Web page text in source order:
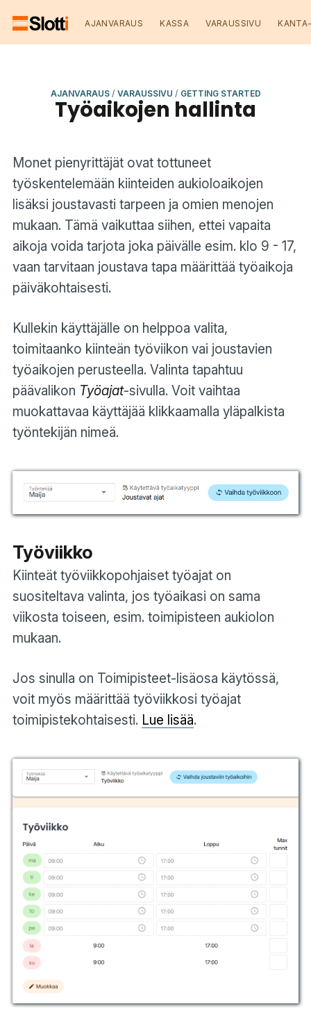
AJANVARAUS KASSA VARAUSSIVU
AJANVARAUS/ VARAUSSIVU / GETTING STARTED
Työaikojen hallinta
Monet pienyrittäjät ovat tottuneet
työskentelemään kiinteiden aukioloaikojen
lisäksi joustavasti tarpeen ja omien menojen
mukaan. Tämä vaikuttaa siihen, ettei vapaita
aikoja voida tarjota joka päivälle esim. klo 9 - 17,
vaan tarvitaan joustava tapa määrittää työaikoja
päiväkohtaisesti.
Kullekin käyttäjälle on helppoa valita,
toimitaanko kiinteän työviikon vai joustavien
työaikojen perusteella. Valinta tapahtuu
päävalikon Työajat-sivulla. Voit vaihtaa
muokattavaa käyttäjää klikkaamalla yläpalkista
työntekijän nimeä.
Työviikko
Kiinteät työviikkopohjaiset työajat on
suositeltava valinta, jos työaikasi on sama
viikosta toiseen, esim. toimipisteen aukiolon
mukaan.
Jos sinulla on Toimipisteet-lisäosa käytössä,
voit myös määrittää työviikkosi työajat
toimipistekohtaisesti. Lue lisää.